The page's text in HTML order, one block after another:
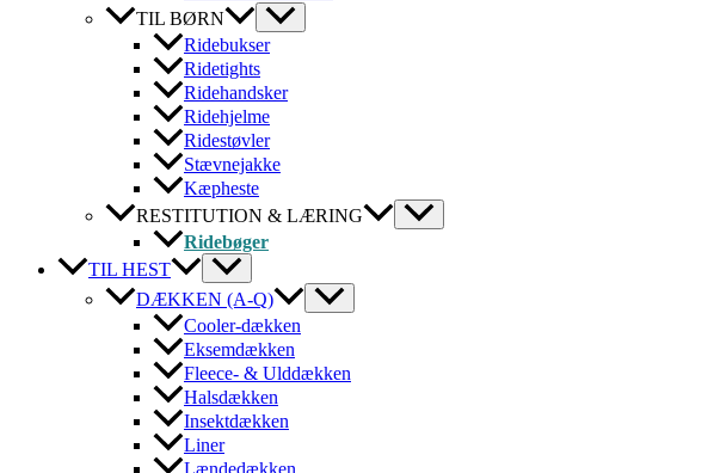
TIL BØRN
Ridebukser
Ridetights
Ridehandsker
Ridehjelme
Ridestøvler
Stævnejakke
Kæpheste
RESTITUTION & LÆRING
Ridebøger
TIL HEST
DÆKKEN (A-Q)
Cooler-dækken
Eksemdækken
Fleece- & Ulddækken
Halsdækken
Insektdækken
Liner